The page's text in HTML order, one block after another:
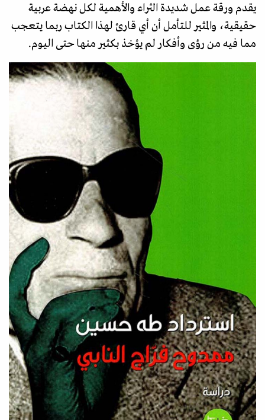
يقدم ورقة عمل شديدة الثراء والأهمية لكل نهضة عربية
حقيقية، والمثير للتأمل أن أي قارئ لهذا الكتاب ربما يتعجب
مما فيه من رؤى وأفكار لم يؤخذ بكثير منها حتى اليوم.